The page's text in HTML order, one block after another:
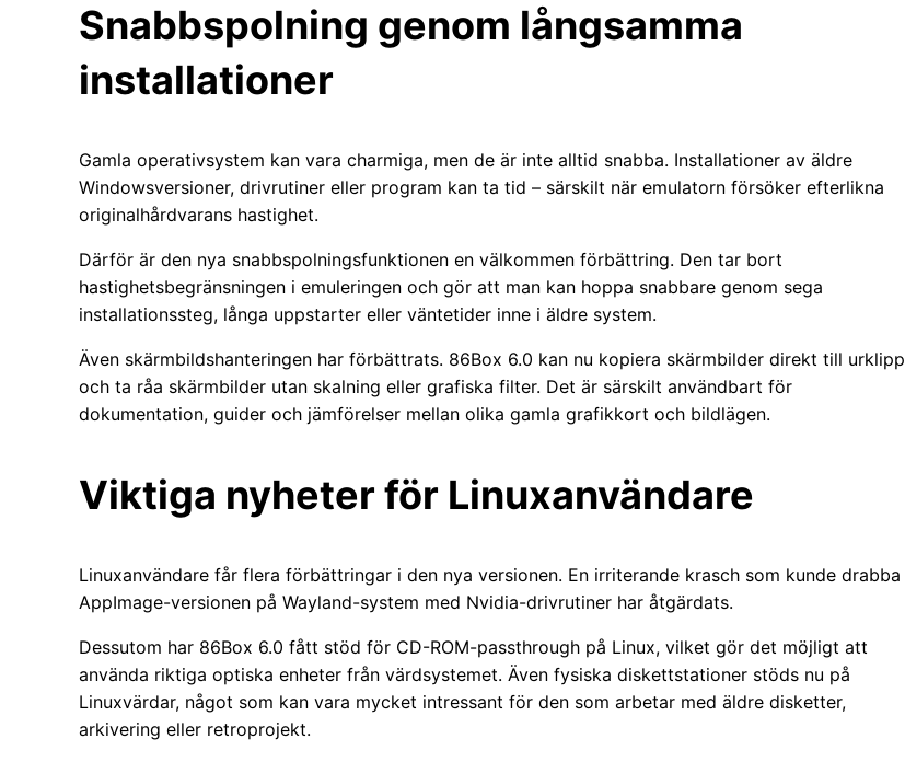
Snabbspolning genom långsamma
installationer
Gamla operativsystem kan vara charmiga, men de är inte alltid snabba. Installationer av äldre
Windowsversioner, drivrutiner eller program kan ta tid – särskilt när emulatorn försöker efterlikna
originalhårdvarans hastighet.
Därför är den nya snabbspolningsfunktionen en välkommen förbättring. Den tar bort
hastighetsbegränsningen i emuleringen och gör att man kan hoppa snabbare genom sega
installationssteg, långa uppstarter eller väntetider inne i äldre system.
Även skärmbildshanteringen har förbättrats. 86Box 6.0 kan nu kopiera skärmbilder direkt till urklipp
och ta råa skärmbilder utan skalning eller grafiska filter. Det är särskilt användbart för
dokumentation, guider och jämförelser mellan olika gamla grafikkort och bildlägen.
Viktiga nyheter för Linuxanvändare
Linuxanvändare får flera förbättringar i den nya versionen. En irriterande krasch som kunde drabba
AppImage-versionen på Wayland-system med Nvidia-drivrutiner har åtgärdats.
Dessutom har 86Box 6.0 fått stöd för CD-ROM-passthrough på Linux, vilket gör det möjligt att
använda riktiga optiska enheter från värdsystemet. Även fysiska diskettstationer stöds nu på
Linuxvärdar, något som kan vara mycket intressant för den som arbetar med äldre disketter,
arkivering eller retroprojekt.